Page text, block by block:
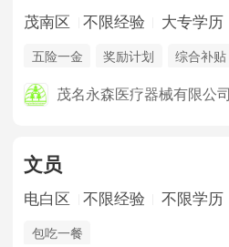
茂南区 不限经验 大专学历
五险一金 奖励计划 综合补贴
年终奖金
茂名永森医疗器械有限公司
文员
电白区 不限经验 不限学历
包吃一餐